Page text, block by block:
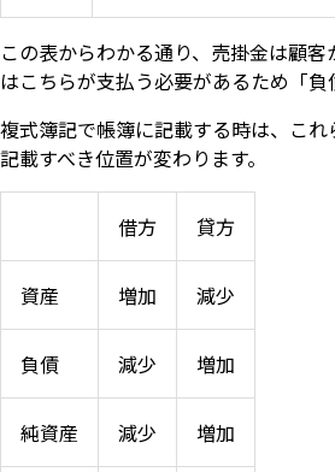
この表からわかる通り、売掛金は顧
はこちらが支払う必要があるため「負
複式簿記で帳簿に記載する時は、こ
記載すべき位置が変わります。
借方 貸方
資産 増加 減少
負債 減少 増加
純資産 減少 増加